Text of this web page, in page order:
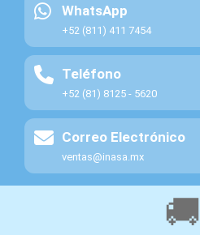
4
WhatsApp
+52 (811) 411 7454
Teléfono
+52 (81) 8125 - 5620
Correo Electrónico
ventas@inasa.mx
🚚